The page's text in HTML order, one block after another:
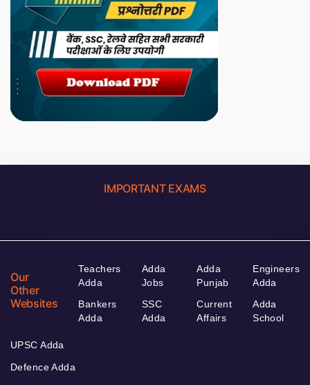
IMPORTANT EXAMS
Our
Other
Websites
Teachers
Adda
Bankers
Adda
Adda
Jobs
SSC
Adda
Adda
Punjab
Current
Affairs
Engineers
Adda
Adda
School
UPSC Adda
Defence Adda